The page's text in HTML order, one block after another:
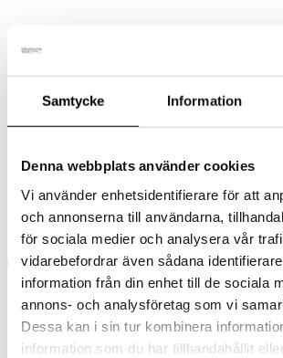
Samtycke Information
Denna webbplats använder cookies
Vi använder enhetsidentifierare för att
och annonserna till användarna,
för sociala medier och analysera vår
vidarebefordrar även sådana
information från din enhet till de sociala
annons- och analysföretag som vi
Dessa kan i sin tur kombinera
information som du har tillhandahållit